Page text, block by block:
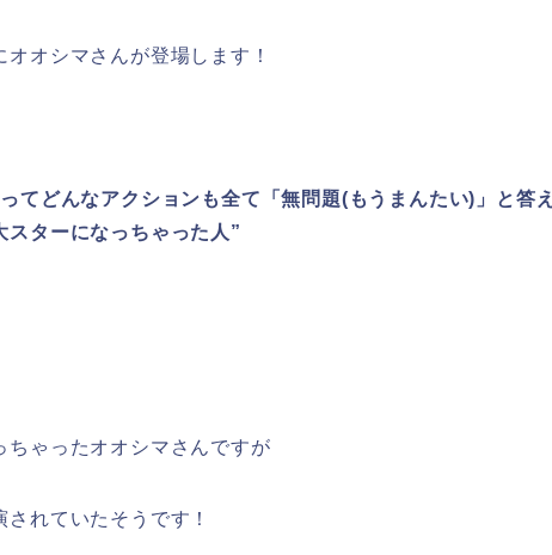
オオシマさんが登場します！
てどんなアクションも全て「無問題(もうまんたい)」と答え
ターになっちゃった人”
ちゃったオオシマさんですが
れていたそうです！